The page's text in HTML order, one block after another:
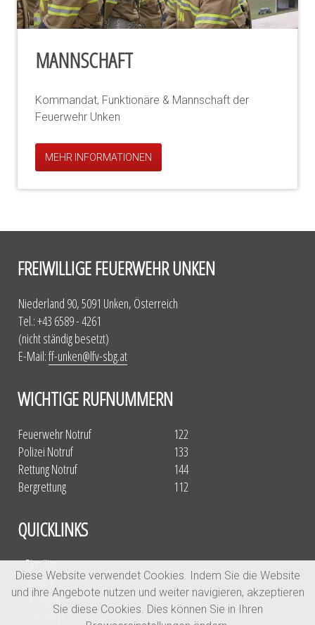
MANNSCHAFT
Kommandat, Funktionäre & Mannschaft der
Feuerwehr Unken
MEHR INFORMATIONEN
FREIWILLIGE FEUERWEHR UNKEN
Niederland 90, 5091 Unken, Österreich
Tel.: +43 6589 - 4261
(nicht ständig besetzt)
E-Mail:ff-unken@lfv-sbg.at
WICHTIGE RUFNUMMERN
Feuerwehr Notruf
Polizei Notruf
Rettung Notruf
Bergrettung
122
133
144
112
QUICKLINKS
» Einsätze
» Aktuelles
» Übungen
» Fahrzeuge
Diese Website verwendet Cookies. Indem Sie die Website
und ihre Angebote nutzen und weiter navigieren, akzeptieren
Sie diese Cookies. Dies können Sie in Ihren